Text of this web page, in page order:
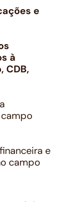
e
à
CDB,
e
campo